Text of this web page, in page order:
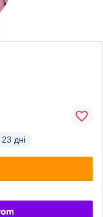
23 дні